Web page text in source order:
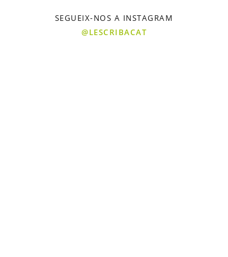
SEGUEIX-NOS A INSTAGRAM
@LESCRIBACAT